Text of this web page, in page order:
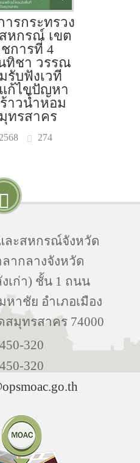
รกระทรวง
หกรณ์ เขต
การที่ 4
ทิชา วรรณ
รับฟังเวที
ก้ไขปัญหา
าวน้ำหอม
ทรสาคร
274
ละสหกรณ์จังหวัด
ากลางจังหวัด
เก่า) ชั้น 1 ถนน
หาชัย อำเภอเมือง
มุทรสาคร 74000
320
320